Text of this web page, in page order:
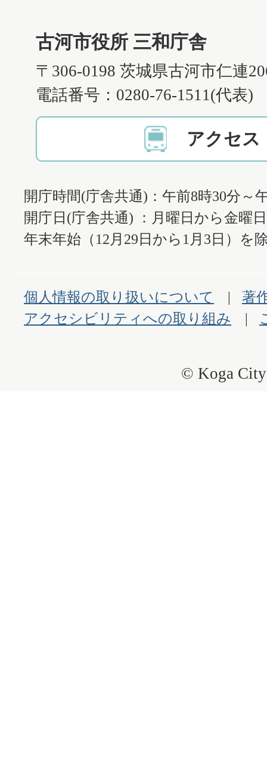
古河市役所 三和庁舎
〒306-0198 茨城県古河市仁連
電話番号：0280-76-1511(代表)
アクセス
開庁時間(庁舎共通)：午前8時30分～
開庁日(庁舎共通) ：月曜日から金曜
年末年始（12月29日から1月3日）を
個人情報の取り扱いについて
著
アクセシビリティへの取り組み
© Koga City